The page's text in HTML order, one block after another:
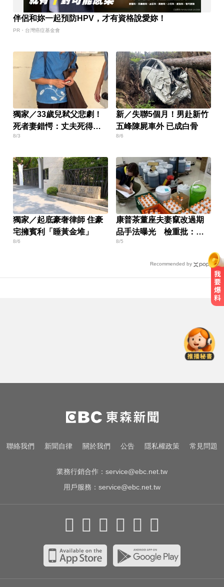
伴侶和妳一起預防HPV，才有資格說愛妳！
PR・台灣癌症基金會
獨家／33歲兒弒父悲劇！
死者妻錯愕：丈夫死得太
冤枉
8/3
新／失聯5個月！男赴新竹
五峰陳屍車外 已成白骨
8/6
獨家／起底豪奢律師 住豪
宅擁賓利「睡黃金堆」
8/6
康普茶董座夫妻竄改過期
品手法曝光 檢重批：食
裡的良沒了
8/5
Recommended by
紅狂接20業配 Joeman 認：我也會
亞運／鐵人好手江典祐期待亞運 用
動漫名言激勵自己
涉工程回扣驚爆貪瀆！高雄議員范
聯絡我們 新聞自律 關於我們 公告 隱私權政策 常見問題
業務行銷合作： service@ebc.net.tw
用戶服務： service@ebc.net.tw